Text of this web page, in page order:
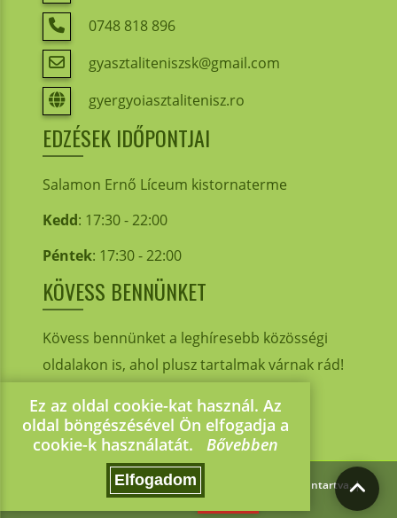
0748 818 896
gyasztaliteniszsk@gmail.com
gyergyoiasztalitenisz.ro
EDZÉSEK IDŐPONTJAI
Salamon Ernő Líceum kistornaterme
Kedd: 17:30 - 22:00
Péntek: 17:30 - 22:00
KÖVESS BENNÜNKET
Kövess bennünket a leghíresebb közösségi
oldalakon is, ahol plusz tartalmak várnak rád!
2026 © CS PING PONG GHEORGHENI. - Minden jog fenntartva. |
Ez az oldal cookie-kat használ. Az
oldal böngészésével Ön elfogadja a
cookie-k használatát.
Bővebben
Elfogadom